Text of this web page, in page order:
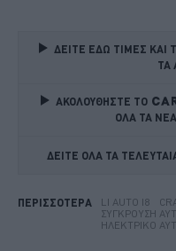
ΔΕΙΤΕ ΕΔΩ ΤΙΜΕΣ ΚΑΙ
ΤΑ
ΑΚΟΛΟΥΘΗΣΤΕ ΤΟ
ΟΛΑ ΤΑ
ΔΕΙΤΕ ΟΛΑ ΤΑ
ΠΕΡΙΣΣΟΤΕΡΑ LI AUTO I8
ΣΎΓΚΡΟΥΣΗ
ΗΛΕΚΤΡΙΚΌ